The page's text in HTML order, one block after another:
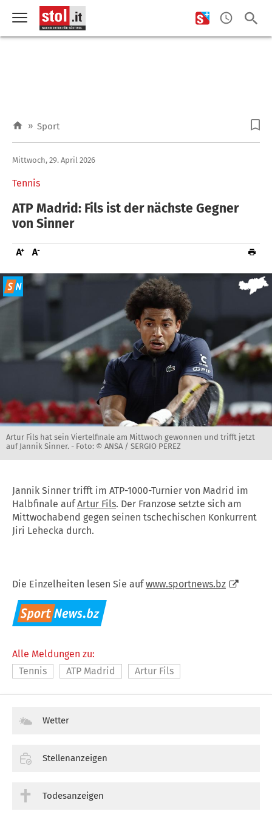
» Sport
Tennis
Mittwoch, 29. April 2026
ATP Madrid: Fils ist der nächste Gegner
von Sinner
Artur Fils hat sein Viertelfinale am Mittwoch gewonnen und trifft jetzt
auf Jannik Sinner. - Foto: © ANSA / SERGIO PEREZ
Jannik Sinner trifft im ATP-1000-Turnier von Madrid im
Halbfinale aufArtur Fils. Der Franzose setzte sich am
Mittwochabend gegen seinen tschechischen Konkurrent
Jiri Lehecka durch.
Die Einzelheiten lesen Sie aufwww.sportnews.bz
Alle Meldungen zu:
Tennis
ATP Madrid Artur Fils
Wetter
Stellenanzeigen
Todesanzeigen